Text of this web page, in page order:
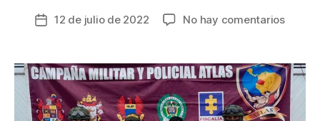
Fecha
entrada
12 de julio de 2022 No hay comentariosen
jefe
de
de